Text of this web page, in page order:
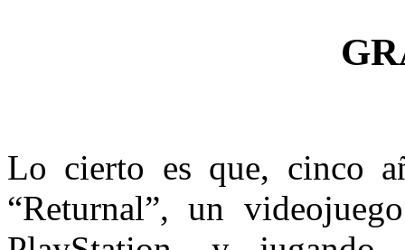
Lo cierto es que, cinco
“Returnal”, un